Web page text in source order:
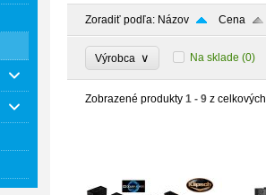
Zoradiť podľa: Názov Cena
Výrobca ∨ Na sklade (0)
Zobrazené produkty 1 - 9 z celkových